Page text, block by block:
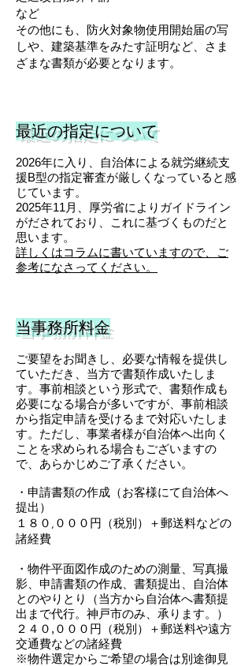
など
​その他にも、防火対象物使用開始届の写
しや、建築基準をみたす証明など、さま
ざまな書類が必要となります。
最近の指定について
2026年に入り、自治体による就労継続支
援B型の指定審査が厳しくなっていると感
じています。
2025年11月、厚労省によりガイドライン
がだされており、これに基づくものだと
思います。
詳しくはコラムに書いていますので、ご
参考になさってください。
当事務所料金
ご要望をお聞きし、必要な情報を提供し
ていただき、当方で書類作成いたしま
す。事前相談という形式で、書類作成も
必要になる場合が多いですが、事前相談
から指定申請を受けるまで対応いたしま
す。ただし、事業者様が自治体へ出向く
ことを求められる場合もございますの
で、あらかじめご了承ください。
・申請書類の作成（お客様にて自治体へ
提出）
１８０,０００円（税別）＋郵送料などの
諸経費
・物件平面図作成のための測量、写真撮
影、申請書類の作成、書類提出、自治体
とのやりとり（当方から自治体へ書類提
出まで代行。神戸市のみ、承ります。）
２４０,０００円（税別）＋郵送料や遠方
交通費などの諸経費
※物件選定からご希望の場合は別途御見